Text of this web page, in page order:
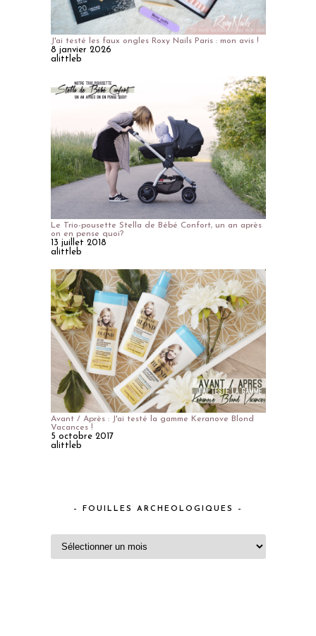
J'ai testé les faux ongles Roxy Nails Paris : mon avis !
8 janvier 2026
alittleb
Le Trio-pousette Stella de Bébé Confort, un an après
on en pense quoi?
13 juillet 2018
alittleb
Avant / Après : J'ai testé la gamme Keranove Blond
Vacances !
5 octobre 2017
alittleb
– FOUILLES ARCHEOLOGIQUES –